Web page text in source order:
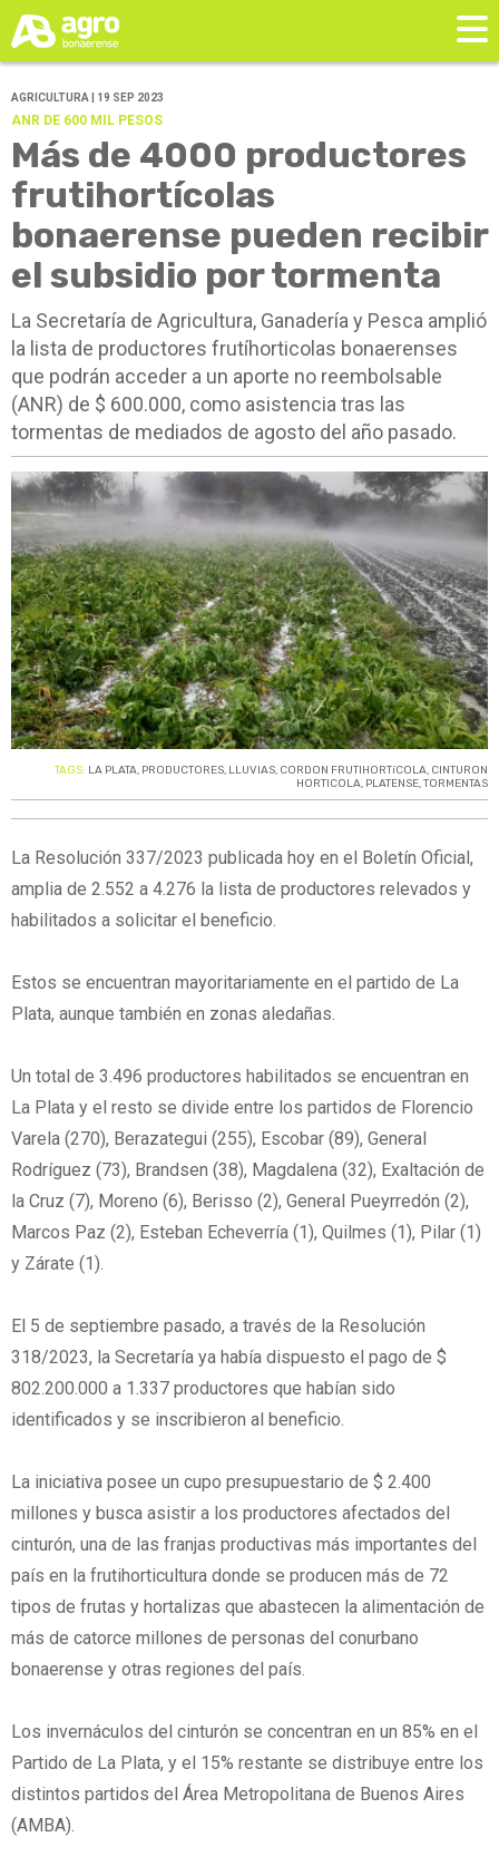
AGRICULTURA | 19 SEP 2023
ANR DE 600 MIL PESOS
Más de 4000 productores
frutihortícolas
bonaerense pueden recibir
el subsidio por tormenta
La Secretaría de Agricultura, Ganadería y Pesca amplió
la lista de productores frutíhorticolas bonaerenses
que podrán acceder a un aporte no reembolsable
(ANR) de $ 600.000, como asistencia tras las
tormentas de mediados de agosto del año pasado.
TAGS: LA PLATA, PRODUCTORES, LLUVIAS, CORDON FRUTIHORTíCOLA, CINTURON
HORTICOLA, PLATENSE,TORMENTAS
La Resolución 337/2023 publicada hoy en el Boletín Oficial,
amplia de 2.552 a 4.276 la lista de productores relevados y
habilitados a solicitar el beneficio.
Estos se encuentran mayoritariamente en el partido de La
Plata, aunque también en zonas aledañas.
Un total de 3.496 productores habilitados se encuentran en
La Plata y el resto se divide entre los partidos de Florencio
Varela (270), Berazategui (255), Escobar (89), General
Rodríguez (73), Brandsen (38), Magdalena (32), Exaltación de
la Cruz (7), Moreno (6), Berisso (2), General Pueyrredón (2),
Marcos Paz (2), Esteban Echeverría (1), Quilmes (1), Pilar (1)
y Zárate (1).
El 5 de septiembre pasado, a través de la Resolución
318/2023, la Secretaría ya había dispuesto el pago de $
802.200.000 a 1.337 productores que habían sido
identificados y se inscribieron al beneficio.
La iniciativa posee un cupo presupuestario de $ 2.400
millones y busca asistir a los productores afectados del
cinturón, una de las franjas productivas más importantes del
país en la frutihorticultura donde se producen más de 72
tipos de frutas y hortalizas que abastecen la alimentación de
más de catorce millones de personas del conurbano
bonaerense y otras regiones del país.
Los invernáculos del cinturón se concentran en un 85% en el
Partido de La Plata, y el 15% restante se distribuye entre los
distintos partidos del Área Metropolitana de Buenos Aires
(AMBA).